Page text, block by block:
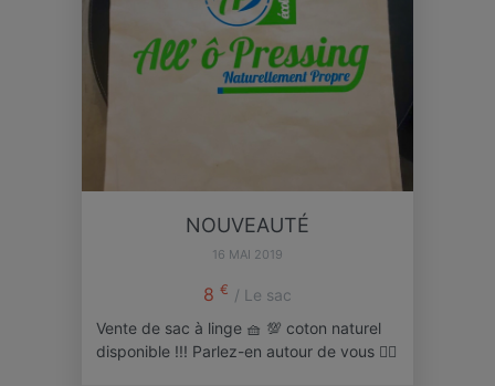
NOUVEAUTÉ
16 MAI 2019
8 € / Le sac
Vente de sac à linge 🧺 💯 coton naturel
disponible !!! Parlez-en autour de vous 👍🏻